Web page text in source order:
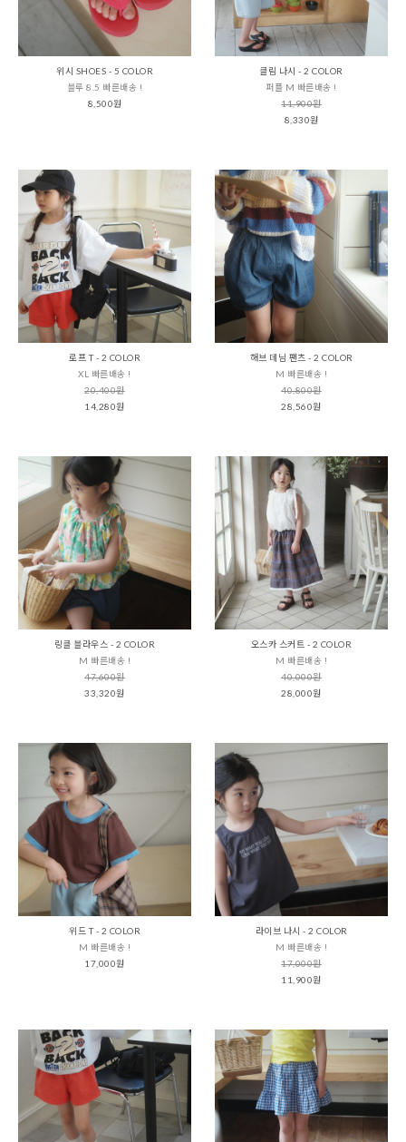
위시 SHOES - 5 COLOR
블루 8.5 빠른배송 !
8,500원
클림 나시 - 2 COLOR
퍼플 M 빠른배송 !
11,900원
8,330원
로프 T - 2 COLOR
XL 빠른배송 !
20,400원
14,280원
해브 데님 팬츠 - 2 COLOR
M 빠른배송 !
40,800원
28,560원
링클 블라우스 - 2 COLOR
M 빠른배송 !
47,600원
33,320원
오스카 스커트 - 2 COLOR
M 빠른배송 !
40,000원
28,000원
위드 T - 2 COLOR
M 빠른배송 !
17,000원
라이브 나시 - 2 COLOR
M 빠른배송 !
17,000원
11,900원